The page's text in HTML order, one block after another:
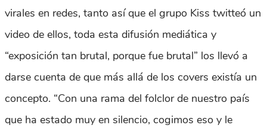
virales en redes, tanto así que el grupo Kiss twitteó un
video de ellos, toda esta difusión mediática y
“exposición tan brutal, porque fue brutal” los llevó a
darse cuenta de que más allá de los covers existía un
concepto. “Con una rama del folclor de nuestro país
que ha estado muy en silencio, cogimos eso y le